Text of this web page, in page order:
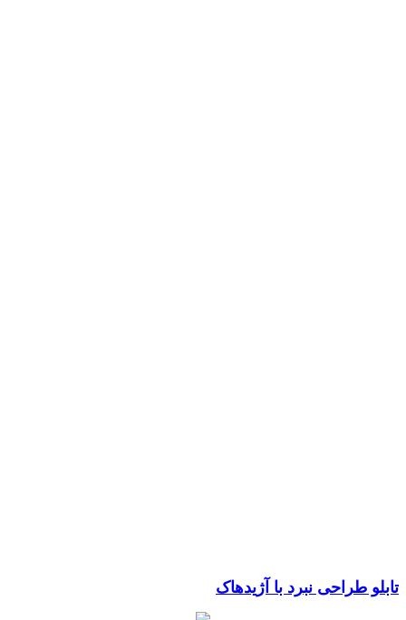
تابلو طراحی نبرد با آژیدهاک